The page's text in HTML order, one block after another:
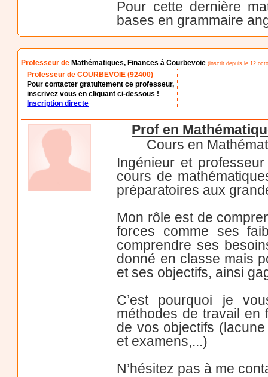
Pour cette dernière
bases en grammaire
Professeur deMathématiques, Finances à Courbevoie (inscrit depuis le 12
Professeur de COURBEVOIE (92400)
Pour contacter gratuitement ce professeur,
inscrivez vous en cliquant ci-dessous !
Inscription directe
Prof en
Cours en
Ingénieur et
cours de
préparatoires aux
Mon rôle est de
forces comme ses
comprendre ses
donné en classe mais
et ses objectifs, ainsi
C’est pourquoi je
méthodes de travail en
de vos objectifs
et examens,...)
N’hésitez pas à me